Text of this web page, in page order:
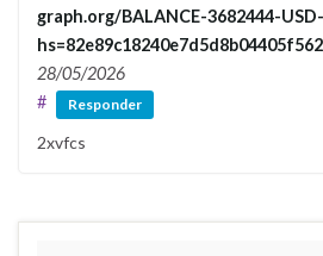
graph.org/BALANCE-3682444-
28/05/2026
#
Responder
2xvfcs